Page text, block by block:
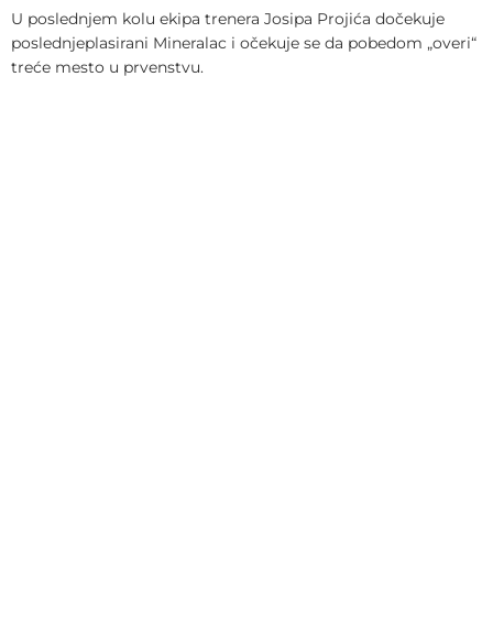
U poslednjem kolu ekipa trenera Josipa Projića dočekuje
poslednjeplasirani Mineralac i očekuje se da pobedom „overi“
treće mesto u prvenstvu.